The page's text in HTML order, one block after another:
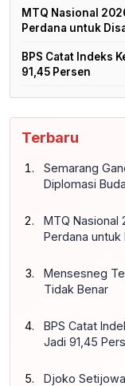
MTQ Nasional
Perdana untuk
BPS Catat Indeks
91,45 Persen
Terbaru
Semarang
Diplomasi
MTQ Nasional
Perdana untuk
Mensesneg
Tidak Benar
BPS Catat
Jadi 91,45
Djoko